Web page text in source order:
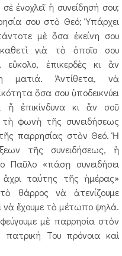
ἡ συνείδησή σου;
σου στὸ Θεό; Ὑπάρχει
μὲ ὅσα ἐκείνη σου
καθετὶ γιὰ τὸ ὁποῖο σου
ἐπικερδὲς κι ἂν
ματιά. Ἀντίθετα, νὰ
ὅσα σου ὑποδεικνύει
ἐπικίνδυνα κι ἄν σοῦ
φωνὴ τῆς συνειδήσεως
παρρησίας στὸν Θεό. Ἡ
τῆς συνειδήσεως, ἡ
«πάσῃ συνειδήσει
ταύτης τῆς ἡμέρας»
θάρρος νὰ ἀτενίζουμε
ἔχουμε τὸ μέτωπο ψηλά.
μὲ παρρησία στὸν
Του πρόνοια καὶ